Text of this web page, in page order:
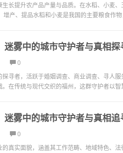
长提升农产品产量与品质。在水稻、小麦
产、提品水稻和小麦是我国的主要粮食作
迷雾中的城市守护者与真相探
0
寻者，活跃于婚姻调查、商业调查、寻人
在传统与现代交织的福州，这群守护者以智
迷雾中的城市守护者与真相追
0
真实面貌，涵盖其工作范畴、地域特色、